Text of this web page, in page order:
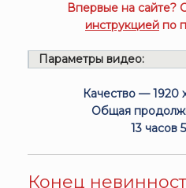
Впервые на сайте?
инструкцией по
Параметры видео:
Качество — 1920
Общая
13 часов
Конец